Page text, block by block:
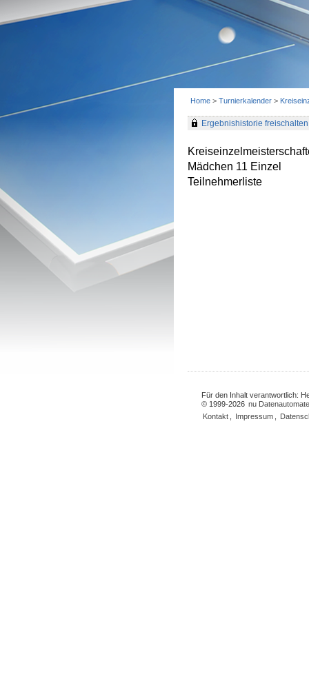
Home > Turnierkalender >
Ergebnishistorie freischalten
Mädchen 11 Einzel
Teilnehmerliste
Für den Inhalt verantwortlich:
© 1999-2026 nu
Kontakt
Impressum